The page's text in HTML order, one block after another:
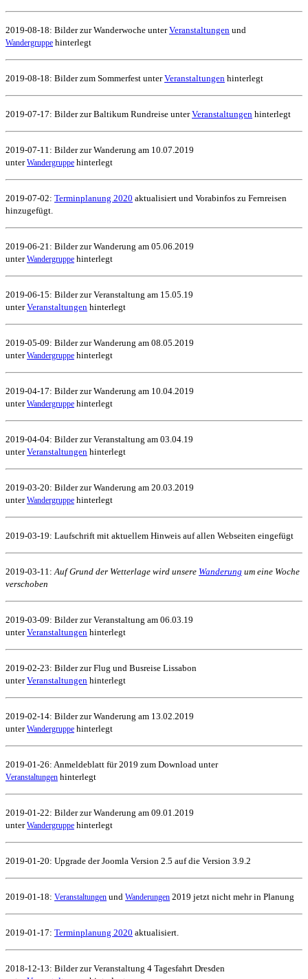
2019-08-18: Bilder zur Wanderwoche unterVeranstaltungen und
Wandergruppe hinterlegt
2019-08-18: Bilder zum Sommerfest unterVeranstaltungen hinterlegt
2019-07-17: Bilder zur Baltikum Rundreise unterVeranstaltungen hinterlegt
2019-07-11: Bilder zur Wanderung am 10.07.2019
unterWandergruppe hinterlegt
2019-07-02: Terminplanung 2020 aktualisiert und Vorabinfos zu Fernreisen
hinzugefügt.
2019-06-21: Bilder zur Wanderung am 05.06.2019
unterWandergruppe hinterlegt
2019-06-15: Bilder zur Veranstaltung am 15.05.19
unterVeranstaltungen hinterlegt
2019-05-09: Bilder zur Wanderung am 08.05.2019
unterWandergruppe hinterlegt
2019-04-17: Bilder zur Wanderung am 10.04.2019
unterWandergruppe hinterlegt
2019-04-04: Bilder zur Veranstaltung am 03.04.19
unterVeranstaltungen hinterlegt
2019-03-20: Bilder zur Wanderung am 20.03.2019
unterWandergruppe hinterlegt
2019-03-19: Laufschrift mit aktuellem Hinweis auf allen Webseiten eingefügt
2019-03-11: Auf Grund der Wetterlage wird unsere Wanderung um eine Woche
verschoben
2019-03-09: Bilder zur Veranstaltung am 06.03.19
unterVeranstaltungen hinterlegt
2019-02-23: Bilder zur Flug und Busreise Lissabon
unterVeranstaltungen hinterlegt
2019-02-14: Bilder zur Wanderung am 13.02.2019
unterWandergruppe hinterlegt
2019-01-26: Anmeldeblatt für 2019 zum Download unter
Veranstaltungen hinterlegt
2019-01-22: Bilder zur Wanderung am 09.01.2019
unterWandergruppe hinterlegt
2019-01-20: Upgrade der Joomla Version 2.5 auf die Version 3.9.2
2019-01-18: Veranstaltungen und Wanderungen 2019 jetzt nicht mehr in Planung
2019-01-17: Terminplanung 2020 aktualisiert.
2018-12-13: Bilder zur Veranstaltung 4 Tagesfahrt Dresden